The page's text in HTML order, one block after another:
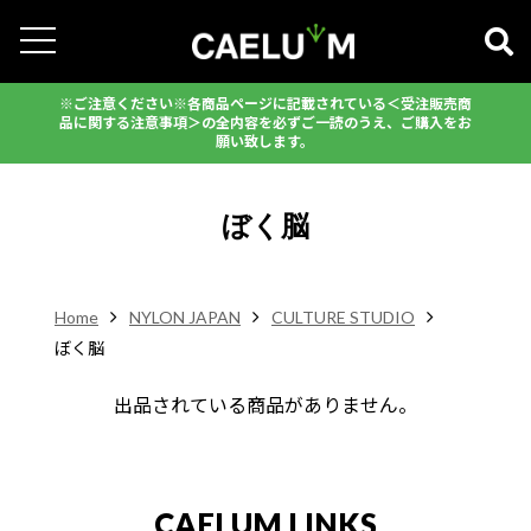
※ご注意ください※各商品ページに記載されている＜受注販売商
品に関する注意事項＞の全内容を必ずご一読のうえ、ご購入をお
願い致します。
ぼく脳
Home NYLON JAPAN
CULTURE STUDIO
ぼく脳
出品されている商品がありません。
CAELUM LINKS